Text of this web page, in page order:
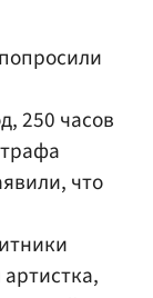
250 часов
что